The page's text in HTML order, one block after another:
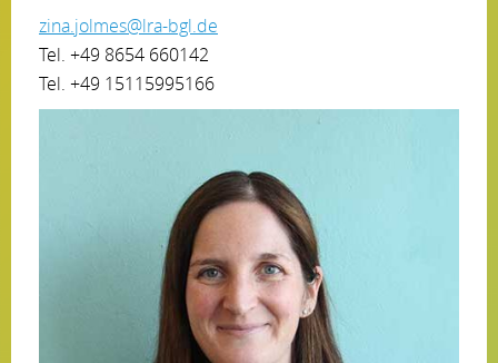
zina.jolmes@lra-bgl.de
Tel. +49 8654 660142
Tel. +49 15115995166